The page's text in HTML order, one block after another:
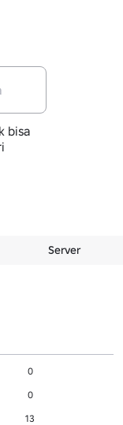
bisa
Server
0
0
13